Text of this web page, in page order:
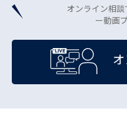
オンライン相
ー動画